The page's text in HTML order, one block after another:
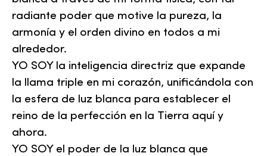
radiante poder que motive la pureza, la
armonía y el orden divino en todos a mi
alrededor.
YO SOY la inteligencia directriz que expande
la llama triple en mi corazón, unificándola con
la esfera de luz blanca para establecer el
reino de la perfección en la Tierra aquí y
ahora.
YO SOY el poder de la luz blanca que